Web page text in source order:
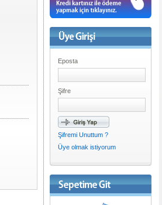
Eposta
Şifre
Şifremi Unuttum ?
Üye olmak istiyorum